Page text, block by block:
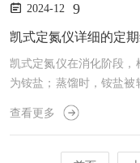
2024-12 9
凯式定氮仪详细的定
凯式定氮仪在消化阶段
为铵盐；蒸馏时，铵盐被
根据消耗的酸量计算出
广等特点，成为实验室中
查看更多